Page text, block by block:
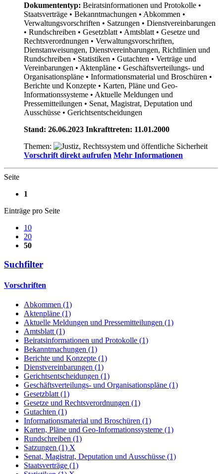
Dokumententyp: Beiratsinformationen und Protokolle •
Staatsverträge • Bekanntmachungen • Abkommen •
Verwaltungsvorschriften • Satzungen • Dienstvereinbarungen
• Rundschreiben • Gesetzblatt • Amtsblatt • Gesetze und
Rechtsverordnungen • Verwaltungsvorschriften,
Dienstanweisungen, Dienstvereinbarungen, Richtlinien und
Rundschreiben • Statistiken • Gutachten • Verträge und
Vereinbarungen • Aktenpläne • Geschäftsverteilungs- und
Organisationspläne • Informationsmaterial und Broschüren •
Berichte und Konzepte • Karten, Pläne und Geo-
Informationssysteme • Aktuelle Meldungen und
Pressemitteilungen • Senat, Magistrat, Deputation und
Ausschüsse • Gerichtsentscheidungen
Stand: 26.06.2023 Inkrafttreten: 11.01.2000
Themen:
Vorschrift direkt aufrufen Mehr Informationen
Seite
1
Einträge pro Seite
10
20
50
Suchfilter
Vorschriften
Abkommen (1)
Aktenpläne (1)
Aktuelle Meldungen und Pressemitteilungen (1)
Amtsblatt (1)
Beiratsinformationen und Protokolle (1)
Bekanntmachungen (1)
Berichte und Konzepte (1)
Dienstvereinbarungen (1)
Gerichtsentscheidungen (1)
Geschäftsverteilungs- und Organisationspläne (1)
Gesetzblatt (1)
Gesetze und Rechtsverordnungen (1)
Gutachten (1)
Informationsmaterial und Broschüren (1)
Karten, Pläne und Geo-Informationssysteme (1)
Rundschreiben (1)
Satzungen (1) X
Senat, Magistrat, Deputation und Ausschüsse (1)
Staatsverträge (1)